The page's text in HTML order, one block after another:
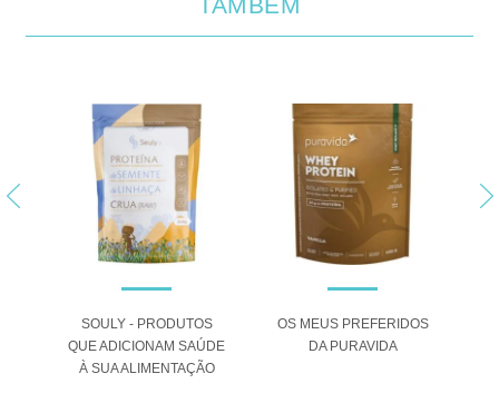
SOULY - PRODUTOS
QUE ADICIONAM SAÚDE
À SUA ALIMENTAÇÃO
OS MEUS PREFERIDOS
DA PURAVIDA